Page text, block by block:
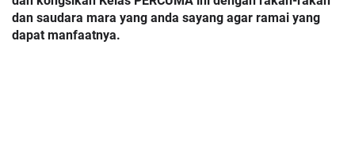
dan saudara mara yang anda sayang agar ramai yang
dapat manfaatnya.